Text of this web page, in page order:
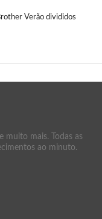
Verão divididos
muito mais. Todas as
ao minuto.